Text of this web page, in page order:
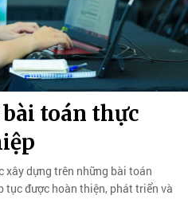
toán thực
xây dựng trên những bài toán
tục được hoàn thiện, phát triển và